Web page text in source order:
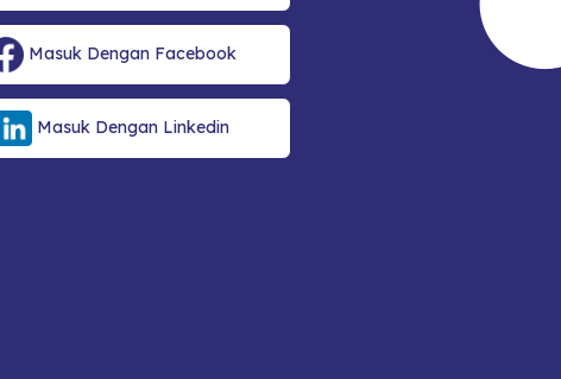
Masuk Dengan Facebook
Masuk Dengan Linkedin